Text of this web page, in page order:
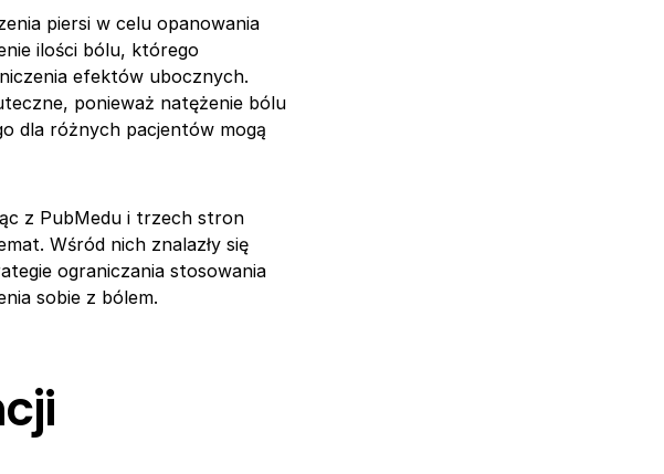
piersi w celu opanowania
ilości bólu, którego
efektów ubocznych.
ponieważ natężenie bólu
dla różnych pacjentów mogą
z PubMedu i trzech stron
Wśród nich znalazły się
ograniczania stosowania
sobie z bólem.